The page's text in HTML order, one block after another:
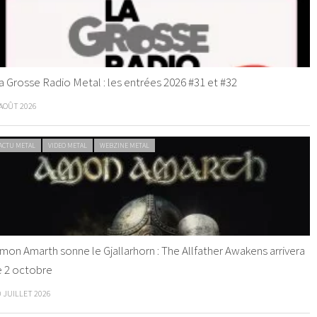
Grosse Radio Metal : les entrées 2026 #31 et #32
2026
METAL VIDEO METAL WEBZINE METAL
Amarth sonne le Gjallarhorn : The Allfather Awakens arrivera
2 octobre
JUILLET 2026